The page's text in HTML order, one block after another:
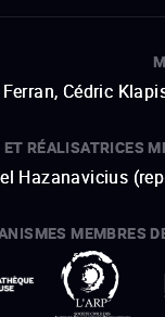
Cédric
RÉALISATRICES
Hazanavicius
MEMBRES